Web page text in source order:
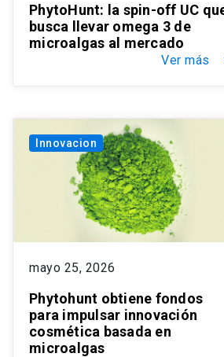
PhytoHunt: la spin-off UC
busca llevar omega 3 de
microalgas al mercado
Ver más
Innovacion
mayo 25, 2026
Phytohunt obtiene fondos
para impulsar innovación
cosmética basada en
microalgas